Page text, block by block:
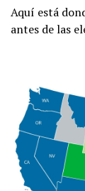
Aquí está
antes de las